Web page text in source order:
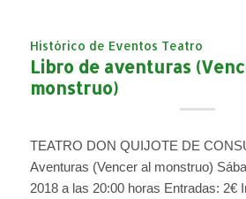
Histórico de Eventos Teatro
Libro de aventuras
monstruo)
TEATRO DON QUIJOTE DE
Aventuras (Vencer al monstruo)
2018 a las 20:00 horas Entradas: 2€